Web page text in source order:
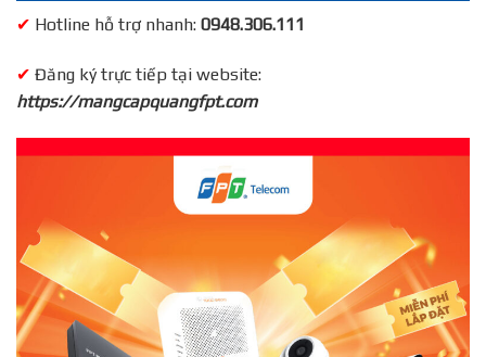
✔ Hotline hỗ trợ nhanh: 0948.306.111
✔ Đăng ký trực tiếp tại website:
https://mangcapquangfpt.com